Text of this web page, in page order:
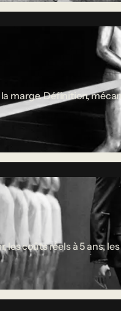
marge. Définition,
coûts réels à 5 ans,